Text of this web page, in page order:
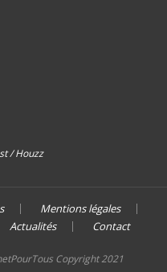
/ Houzz
Mentions légales
Actualités Contact
Copyright 2021